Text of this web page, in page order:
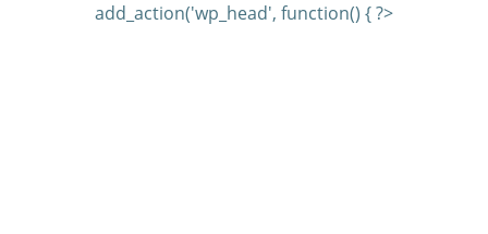
add_action('wp_head', function() { ?>